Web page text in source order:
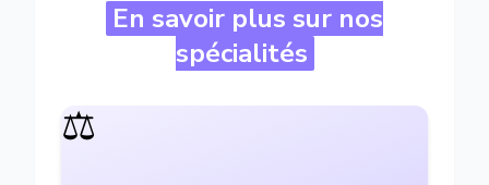
En savoir plus sur nos
spécialités
⚖️